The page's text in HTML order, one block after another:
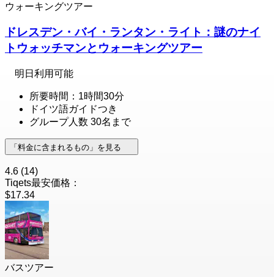
ウォーキングツアー
ドレスデン・バイ・ランタン・ライト：謎のナイ
トウォッチマンとウォーキングツアー
明日利用可能
所要時間：1時間30分
ドイツ語ガイドつき
グループ人数 30名まで
「料金に含まれるもの」を見る
4.6 (14)
Tiqets最安価格：
$17.34
バスツアー